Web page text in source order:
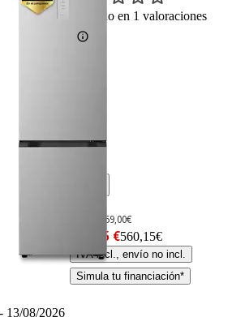
Basado en 1 valoraciones
659,00€
560,15 €560,15€
IVA incl., envío no incl.
Simula tu financiación*
13/08/2026